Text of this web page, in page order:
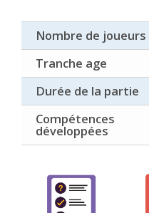
Nombre de joueurs
Tranche age
Durée de la partie
Compétences
développées